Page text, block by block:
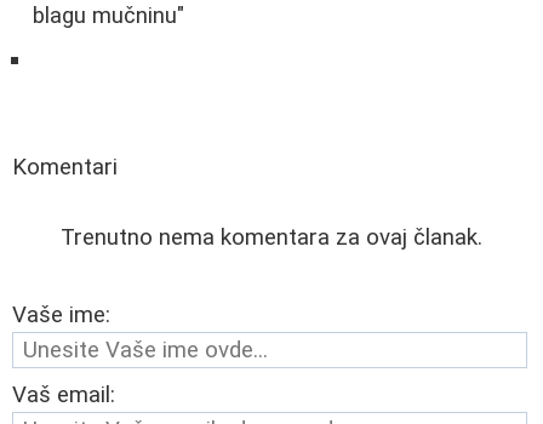
blagu mučninu"
Komentari
Trenutno nema komentara za ovaj članak.
Vaše ime:
Vaš email: